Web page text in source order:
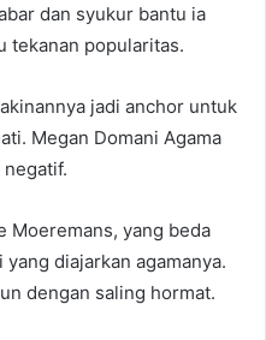
dan syukur bantu ia
tekanan popularitas.
jadi anchor untuk
Megan Domani Agama
Moeremans, yang beda
diajarkan agamanya.
dengan saling hormat.